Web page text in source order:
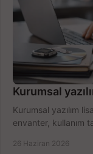
Kurumsal
Kurumsal yazılım
envanter, kullanım
26 Haziran 2026